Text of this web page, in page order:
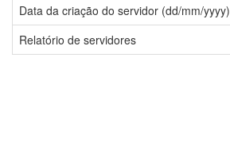
Data da criação do servidor (dd/mm/yyyy)
Relatório de servidores